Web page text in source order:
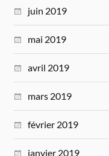
juin 2019
mai 2019
avril 2019
mars 2019
février 2019
janvier 2019